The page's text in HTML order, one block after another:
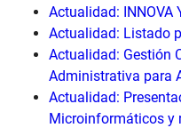
Actualidad: INNOVA
Actualidad: Listado
Actualidad: Gestión
Administrativa para
Actualidad:
Microinformáticos y